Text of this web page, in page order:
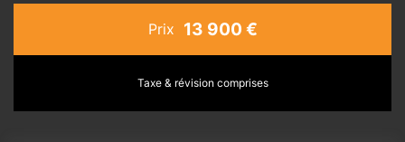
Prix 13 900 €
Taxe & révision comprises